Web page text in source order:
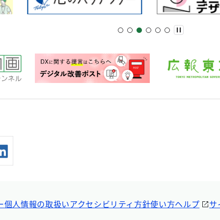
個人情報の取扱いアクセシビリティ方針使い方ヘルプ サ